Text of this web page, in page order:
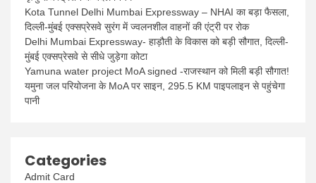
Kota Tunnel Delhi Mumbai Expressway – NHAI का बड़ा फैसला,
दिल्ली-मुंबई एक्सप्रेसवे सुरंग में ज्वलनशील वाहनों की एंट्री पर रोक
Delhi Mumbai Expressway- हाड़ौती के विकास को बड़ी सौगात, दिल्ली-
मुंबई एक्सप्रेसवे से सीधे जुड़ेगा कोटा
Yamuna water project MoA signed -राजस्थान को मिली बड़ी सौगात!
यमुना जल परियोजना के MoA पर साइन, 295.5 KM पाइपलाइन से पहुंचेगा
पानी
Categories
Admit Card